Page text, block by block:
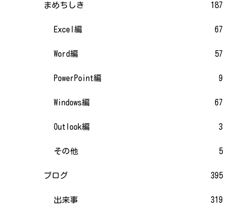
まめちしき 187
Excel編 67
Word編 57
PowerPoint編 9
Windows編 67
Outlook編 3
その他 5
ブログ 395
出来事 319